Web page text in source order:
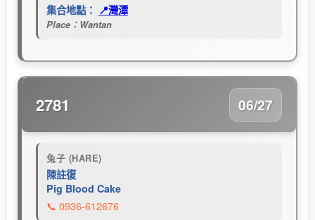
集合地點： 📍灣潭
Place：Wantan
2781 06/27
兔子 (HARE)
陳註復
Pig Blood Cake
📞 0936-612676